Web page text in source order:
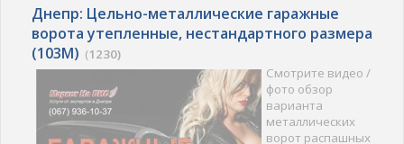
Днепр: Цельно-металлические гаражные
ворота утепленные, нестандартного размера
(103M) (1230)
Смотрите видео /
фото обзор
варианта
металлических
ворот распашных